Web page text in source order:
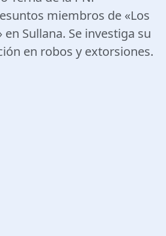
miembros de «Los
Sullana. Se investiga su
en robos y extorsiones.